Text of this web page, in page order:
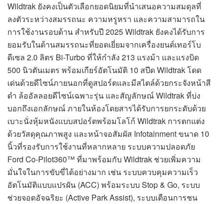
Wildtrak ยังคงเป็นตัวเลือกยอดนิยมที่นำเสนอความสมดุลที่
ลงตัวระหว่างสมรรถนะ ความหรูหรา และความสามารถใน
การใช้งานรอบด้าน สำหรับปี 2025 Wildtrak ยังคงได้รับการ
ยอมรับในด้านสมรรถนะที่ยอดเยี่ยมจากเครื่องยนต์เทอร์โบ
ดีเซล 2.0 ลิตร Bi-Turbo ที่ให้กำลัง 213 แรงม้า และแรงบิด
500 นิวตันเมตร พร้อมเกียร์อัตโนมัติ 10 สปีด Wildtrak โดด
เด่นด้วยดีไซน์ภายนอกที่ดูสปอร์ตและมีสไตล์ด้วยกระจังหน้าสี
ดำ ล้ออัลลอยดีไซน์เฉพาะรุ่น และสัญลักษณ์ Wildtrak ที่บ่ง
บอกถึงเอกลักษณ์ ภายในห้องโดยสารได้รับการยกระดับด้วย
เบาะนั่งหุ้มหนังแบบสปอร์ตพร้อมโลโก้ Wildtrak การตกแต่ง
ด้วยวัสดุคุณภาพสูง และหน้าจอสัมผัส Infotainment ขนาด 10
นิ้วที่รองรับการใช้งานที่หลากหลาย ระบบความปลอดภัย
Ford Co-Pilot360™ ที่มาพร้อมกับ Wildtrak ช่วยเพิ่มความ
มั่นใจในการขับขี่ได้อย่างมาก เช่น ระบบควบคุมความเร็ว
อัตโนมัติแบบแปรผัน (ACC) พร้อมระบบ Stop & Go, ระบบ
ช่วยจอดอัจฉริยะ (Active Park Assist), ระบบเตือนการชน